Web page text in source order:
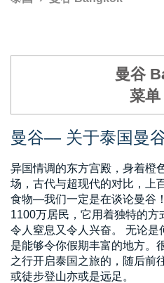
曼谷
菜单
曼谷— 关于泰国曼
异国情调的东方宫殿，身着橙
场，古代与超现代的对比，上
食物—我们一定是在谈论曼谷
1100万居民，它用着独特的方
令人窒息又令人兴奋。 无论是
是能够令你假期丰富的地方。
之行开启泰国之旅的，随后前
或徒步登山亦或是远足。